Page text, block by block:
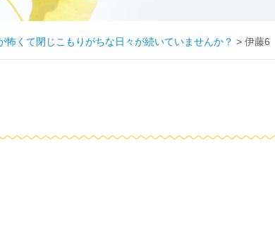
怖くて閉じこもりがちな日々が続いていませんか？ > 伊藤6